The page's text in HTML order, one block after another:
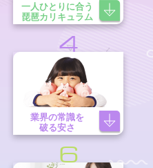
一人ひとりに合う
琵琶カリキュラム
4
業界の常識を
破る安さ
6